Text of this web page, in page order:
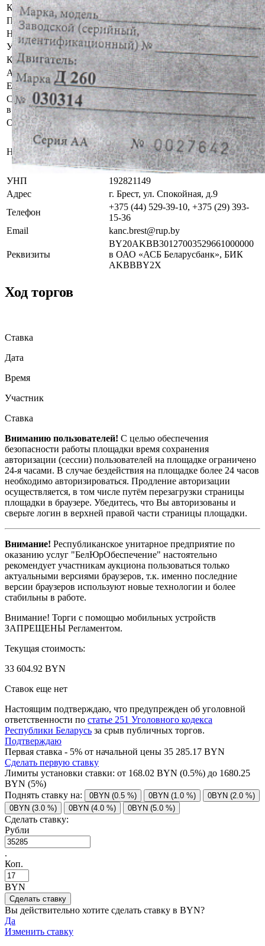
Контакты
+375333230494
Продавец имущества
Наименование
ОАО "Племзавод Мухавец"
УНП
200034800
Контакты
+375333230466
Адрес
аг. Мухавец, ул. 60 лет Октября,21
Email
muhavec@plem.brest.by
Сведения о публикации
в газете
Газета "Республика", планируемая
дата публикации 30.05.2026
Организатор/оператор торгов
Наименование
Брестский филиал
республиканского унитарного
предприятия по оказанию услуг
«БелЮрОбеспечение»
УНП
192821149
Адрес
г. Брест, ул. Спокойная, д.9
Телефон
+375 (44) 529-39-10, +375 (29) 393-
15-36
Email
kanc.brest@rup.by
Реквизиты
BY20AKBB30127003529661000000
в ОАО «АСБ Беларусбанк», БИК
AKBBBY2X
Ход торгов
Ставка
Дата
Время
Участник
Ставка
Вниманию пользователей! С целью обеспечения
безопасности работы площадки время сохранения
авторизации (сессии) пользователей на площадке ограничено
24-я часами. В случае бездействия на площадке более 24 часов
необходимо авторизироваться. Продление авторизации
осуществляется, в том числе путём перезагрузки страницы
площадки в браузере. Убедитесь, что Вы авторизованы и
сверьте логин в верхней правой части страницы площадки.
Внимание! Республиканское унитарное предприятие по
оказанию услуг "БелЮрОбеспечение" настоятельно
рекомендует участникам аукциона пользоваться только
актуальными версиями браузеров, т.к. именно последние
версии браузеров используют новые технологии и более
стабильны в работе.
Внимание! Торги с помощью мобильных устройств
ЗАПРЕЩЕНЫ Регламентом.
Текущая стоимость:
33 604.92 BYN
Ставок еще нет
Настоящим подтверждаю, что предупрежден об уголовной
ответственности по статье 251 Уголовного кодекса
Республики Беларусь за срыв публичных торгов.
Подтверждаю
Первая ставка - 5% от начальной цены 35 285.17 BYN
Сделать первую ставку
Лимиты установки ставки: от 168.02 BYN (0.5%) до 1680.25
BYN (5%)
Поднять ставку на:
0BYN (0.5 %) 0BYN (1.0 %)
0BYN (2.0 %)
0BYN (3.0 %)
0BYN (4.0 %) 0BYN (5.0 %)
Сделать ставку:
Рубли
.
Коп.
BYN
Вы действительно хотите сделать ставку в BYN?
Да
Изменить ставку